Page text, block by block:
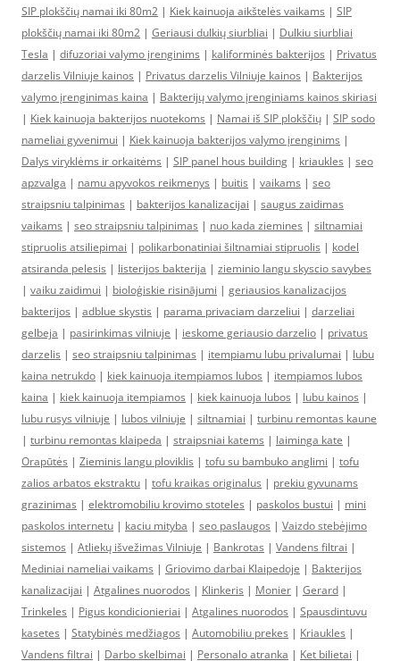
SIP plokščių namai iki 80m2 | Kiek kainuoja aikštelės vaikams | SIP
plokščių namai iki 80m2 | Geriausi dulkių siurbliai | Dulkiu siurbliai
Tesla | difuzoriai valymo įrenginims | kaliforminės bakterijos | Privatus
darzelis Vilniuje kainos | Privatus darzelis Vilniuje kainos | Bakterijos
valymo įrenginimas kaina | Bakterijų valymo įrenginiams kainos skiriasi
| Kiek kainuoja bakterijos nuotekoms | Namai iš SIP plokščių | SIP sodo
nameliai gyvenimui | Kiek kainuoja bakterijos valymo įrenginims |
Dalys viryklėms ir orkaitėms | SIP panel hous building | kriaukles | seo
apzvalga | namu apyvokos reikmenys | buitis | vaikams | seo
straipsniu talpinimas | bakterijos kanalizacijai | saugus zaidimas
vaikams | seo straipsniu talpinimas | nuo kada ziemines | siltnamiai
stipruolis atsiliepimai | polikarbonatiniai šiltnamiai stipruolis | kodel
atsiranda pelesis | listerijos bakterija | zieminio langu skyscio savybes
| vaiku zaidimui | bioloģiskie risinājumi | geriausios kanalizacijos
bakterijos | adblue skystis | parama privaciam darzeliui | darzeliai
gelbeja | pasirinkimas vilniuje | ieskome geriausio darzelio | privatus
darzelis | seo straipsniu talpinimas | itempiamu lubu privalumai | lubu
kaina netrukdo | kiek kainuoja itempiamos lubos | itempiamos lubos
kaina | kiek kainuoja itempiamos | kiek kainuoja lubos | lubu kainos |
lubu rusys vilniuje | lubos vilniuje | siltnamiai | turbinu remontas kaune
| turbinu remontas klaipeda | straipsniai katems | laiminga kate |
Orapūtės | Zieminis langu ploviklis | tofu su bambuko anglimi | tofu
zalios arbatos ekstraktu | tofu kraikas originalus | prekiu gyvunams
grazinimas | elektromobiliu krovimo stoteles | paskolos bustui | mini
paskolos internetu | kaciu mityba | seo paslaugos | Vaizdo stebėjimo
sistemos | Atliekų išvežimas Vilniuje | Bankrotas | Vandens filtrai |
Mediniai nameliai vaikams | Griovimo darbai Klaipedoje | Bakterijos
kanalizacijai | Atgalines nuorodos | Klinkeris | Monier | Gerard |
Trinkeles | Pigus kondicionieriai | Atgalines nuorodos | Spausdintuvu
kasetes | Statybinės medžiagos | Automobiliu prekes | Kriaukles |
Vandens filtrai | Darbo skelbimai | Personalo atranka | Ket bilietai |